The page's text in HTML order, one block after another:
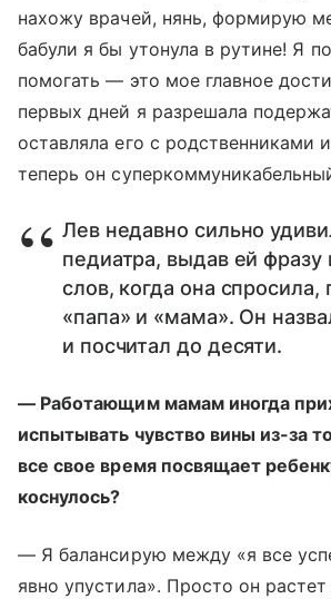
нахожу врачей, нянь, формирую
бабули я бы утонула в рутине! Я
помогать — это мое главное
первых дней я разрешала
оставляла его с родственниками
теперь он
Лев недавно сильно
педиатра, выдав ей фразу
слов, когда она спросила,
«папа» и «мама». Он
и посчитал до десяти.
— Работающим мамам иногда
испытывать чувство вины из-за
все свое время посвящает
коснулось?
— Я балансирую между «я все
явно упустила». Просто он